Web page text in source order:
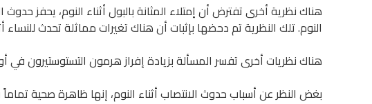
هناك نظرية أخرى تفترض أن إمتلاء المثانة بالبول أثناء النوم، يحفز
النوم. تلك النظرية تم دحضها بإثبات أن هناك تغيرات مماثلة تحدث للنساء
هناك نظريات أخرى تفسر المسألة بزيادة إفراز هرمون التستوستيرون في
بغض النظر عن أسباب حدوث الانتصاب أثناء النوم، إنها ظاهرة صحية